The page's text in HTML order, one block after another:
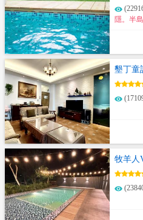
隱。半
墾丁童
牧羊人